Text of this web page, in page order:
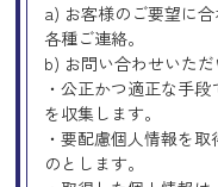
a) お客様のご要望に
各種ご連絡。
b) お問い合わせいた
・公正かつ適正な手
を収集します。
・要配慮個人情報を
のとします。